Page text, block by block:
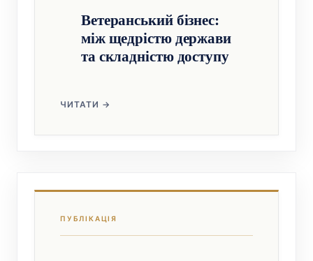
Ветеранський бізнес:
між щедрістю держави
та складністю доступу